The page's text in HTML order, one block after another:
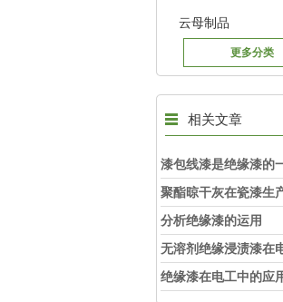
云母制品
更多分类
相关文章
漆包线漆是绝缘漆的
型
聚酯晾干灰在瓷漆生
分析绝缘漆的运用
无溶剂绝缘浸渍漆在
创新应用
绝缘漆在电工中的应